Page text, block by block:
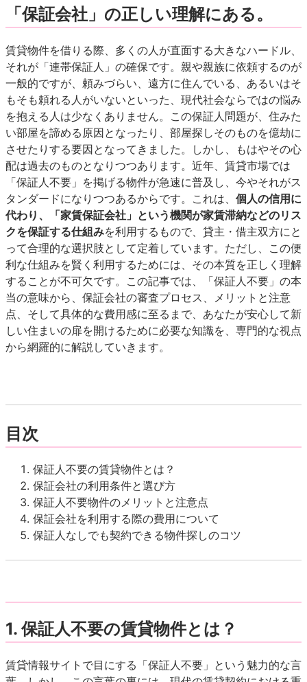
「保証会社」の正しい理解にある。
賃貸物件を借りる際、多くの人が直面する大きなハードル、
それが「連帯保証人」の確保です。親や親族に依頼するのが
一般的ですが、頼みづらい、遠方に住んでいる、あるいはそ
もそも頼れる人がいないといった、現代社会ならではの悩み
を抱える人は少なくありません。この保証人問題が、住みた
い部屋を諦める原因となったり、部屋探しそのものを億劫に
させたりする要因となってきました。しかし、もはやその心
配は過去のものとなりつつあります。近年、賃貸市場では
「保証人不要」を掲げる物件が急速に普及し、今やそれがス
タンダードになりつつあるからです。これは、 個人の信用に
代わり、「家賃保証会社」という機関が家賃滞納などのリス
クを保証する仕組みを利用するもので、貸主・借主双方にと
って合理的な選択肢として定着しています。ただし、この便
利な仕組みを賢く利用するためには、その本質を正しく理解
することが不可欠です。この記事では、「保証人不要」の本
当の意味から、保証会社の審査プロセス、メリットと注意
点、そして具体的な費用感に至るまで、あなたが安心して新
しい住まいの扉を開けるために必要な知識を、専門的な視点
から網羅的に解説していきます。
目次
保証人不要の賃貸物件とは？
保証会社の利用条件と選び方
保証人不要物件のメリットと注意点
保証会社を利用する際の費用について
保証人なしでも契約できる物件探しのコツ
1. 保証人不要の賃貸物件とは？
賃貸情報サイトで目にする「保証人不要」という魅力的な言